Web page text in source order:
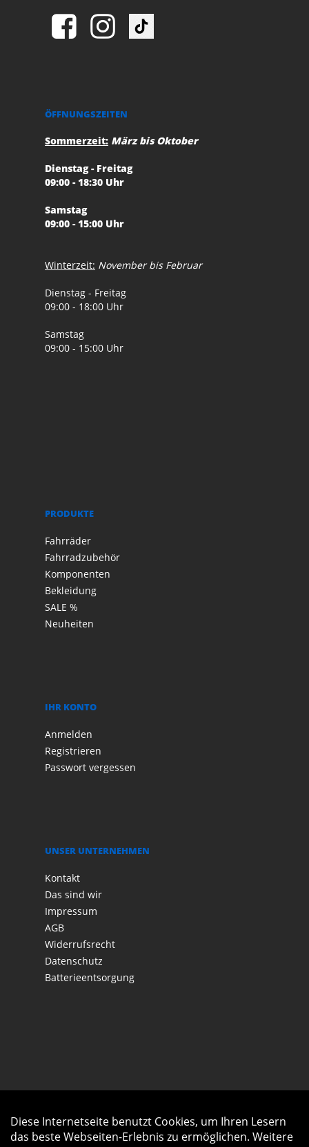
ÖFFNUNGSZEITEN
Sommerzeit: März bis Oktober
Dienstag - Freitag
09:00 - 18:30 Uhr
Samstag
09:00 - 15:00 Uhr
Winterzeit: November bis Februar
Dienstag - Freitag
09:00 - 18:00 Uhr
Samstag
09:00 - 15:00 Uhr
PRODUKTE
Fahrräder
Fahrradzubehör
Komponenten
Bekleidung
SALE %
Neuheiten
IHR KONTO
Anmelden
Registrieren
Passwort vergessen
UNSER UNTERNEHMEN
Kontakt
Das sind wir
Impressum
AGB
Widerrufsrecht
Datenschutz
Batterieentsorgung
Diese Internetseite benutzt Cookies, um Ihren Lesern
das beste Webseiten-Erlebnis zu ermöglichen. Weitere
Auftrag widerrufen